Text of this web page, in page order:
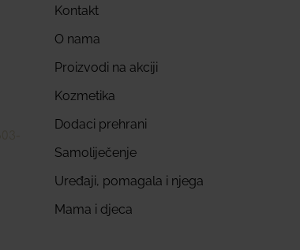
Kontakt
O nama
Proizvodi na akciji
Kozmetika
Dodaci prehrani
Samoliječenje
Uređaji, pomagala i njega
Mama i djeca